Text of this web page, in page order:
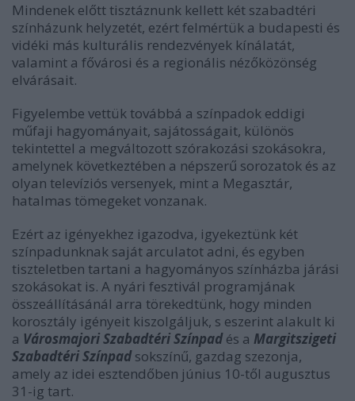
Mindenek előtt tisztáznunk kellett két szabadtéri
színházunk helyzetét, ezért felmértük a budapesti és
vidéki más kulturális rendezvények kínálatát,
valamint a fővárosi és a regionális nézőközönség
elvárásait.
Figyelembe vettük továbbá a színpadok eddigi
műfaji hagyományait, sajátosságait, különös
tekintettel a megváltozott szórakozási szokásokra,
amelynek következtében a népszerű sorozatok és az
olyan televíziós versenyek, mint a Megasztár,
hatalmas tömegeket vonzanak.
Ezért az igényekhez igazodva, igyekeztünk két
színpadunknak saját arculatot adni, és egyben
tiszteletben tartani a hagyományos színházba járási
szokásokat is. A nyári fesztivál programjának
összeállításánál arra törekedtünk, hogy minden
korosztály igényeit kiszolgáljuk, s eszerint alakult ki
a Városmajori Szabadtéri Színpadés a Margitszigeti
Szabadtéri Színpadsokszínű, gazdag szezonja,
amely az idei esztendőben június 10-től augusztus
31-ig tart.